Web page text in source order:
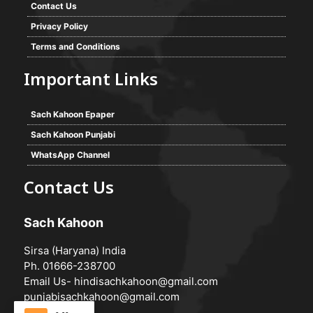
Contact Us
Privacy Policy
Terms and Conditions
Important Links
Sach Kahoon Epaper
Sach Kahoon Punjabi
WhatsApp Channel
Contact Us
Sach Kahoon
Sirsa (Haryana) India
Ph. 01666-238700
Email Us- hindisachkahoon@gmail.com
punjabisachkahoon@gmail.com